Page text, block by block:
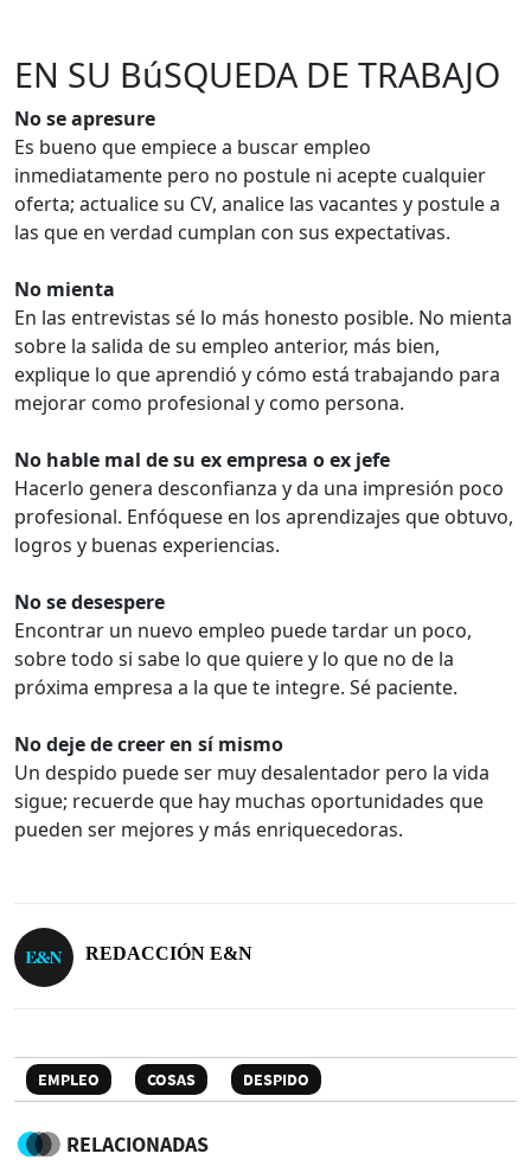
EN SU BúSQUEDA DE TRABAJO
No se apresure
Es bueno que empiece a buscar empleo
inmediatamente pero no postule ni acepte cualquier
oferta; actualice su CV, analice las vacantes y postule a
las que en verdad cumplan con sus expectativas.
No mienta
En las entrevistas sé lo más honesto posible. No mienta
sobre la salida de su empleo anterior, más bien,
explique lo que aprendió y cómo está trabajando para
mejorar como profesional y como persona.
No hable mal de su ex empresa o ex jefe
Hacerlo genera desconfianza y da una impresión poco
profesional. Enfóquese en los aprendizajes que obtuvo,
logros y buenas experiencias.
No se desespere
Encontrar un nuevo empleo puede tardar un poco,
sobre todo si sabe lo que quiere y lo que no de la
próxima empresa a la que te integre. Sé paciente.
No deje de creer en sí mismo
Un despido puede ser muy desalentador pero la vida
sigue; recuerde que hay muchas oportunidades que
pueden ser mejores y más enriquecedoras.
REDACCIÓN E&N
EMPLEO COSAS DESPIDO
RELACIONADAS